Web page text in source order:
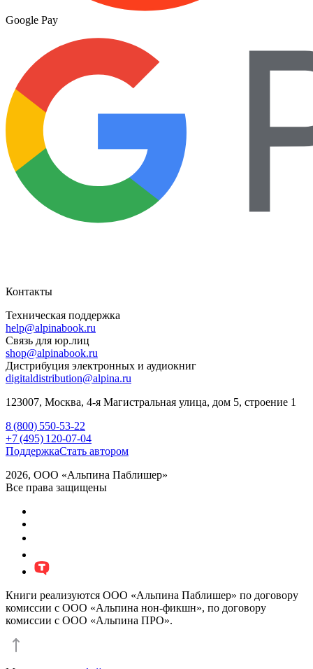
Google Pay
Контакты
Техническая поддержка
help@alpinabook.ru
Связь для юр.лиц
shop@alpinabook.ru
Дистрибуция электронных и аудиокниг
digitaldistribution@alpina.ru
123007, Москва, 4-я Магистральная улица, дом 5, строение 1
8 (800) 550-53-22
+7 (495) 120-07-04
ПоддержкаСтать автором
2026, ООО «Альпина Паблишер»
Все права защищены
Книги реализуются ООО «Альпина Паблишер» по договору
комиссии с ООО «Альпина нон-фикшн», по договору
комиссии с ООО «Альпина ПРО».